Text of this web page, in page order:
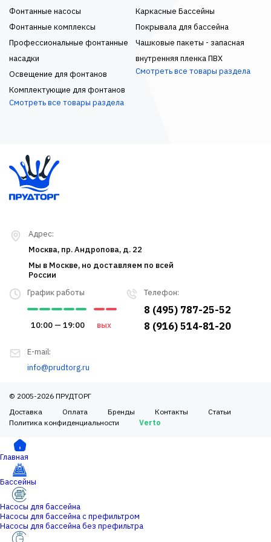
Фонтанные насосы
Фонтанные комплексы
Профессиональные фонтанные
насадки
Освещение для фонтанов
Комплектующие для фонтанов
Смотреть все товары раздела
Каркасные Бассейны
Покрывала для бассейна
Чашковые пакеты - запасная
внутренняя пленка ПВХ
Смотреть все товары раздела
Телефон:
8 (495) 787-25-52
8 (916) 514-81-20
График работы
10:00 — 19:00 вых
E-mail:
info@prudtorg.ru
Адрес:
Москва, пр. Андропова, д. 22
Мы в Москве, но доставляем по всей
России
© 2005-2026 ПРУДТОРГ
Доставка
Оплата Бренды Контакты
Статьи
Политика конфиденциальности
Verto
Главная
Бассейны
Насосы для бассейна
Насосы для бассейна с префильтром
Насосы для бассейна без префильтра